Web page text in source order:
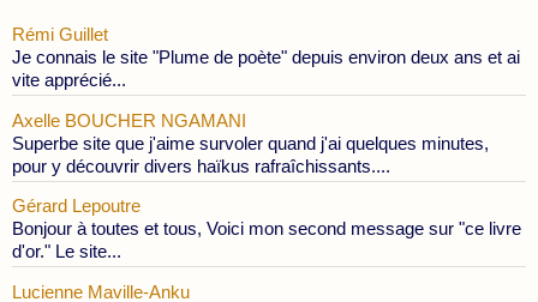
Rémi Guillet
Je connais le site "Plume de poète" depuis environ deux ans et ai
vite apprécié...
Axelle BOUCHER NGAMANI
Superbe site que j'aime survoler quand j'ai quelques minutes,
pour y découvrir divers haïkus rafraîchissants....
Gérard Lepoutre
Bonjour à toutes et tous, Voici mon second message sur "ce livre
d'or." Le site...
Lucienne Maville-Anku